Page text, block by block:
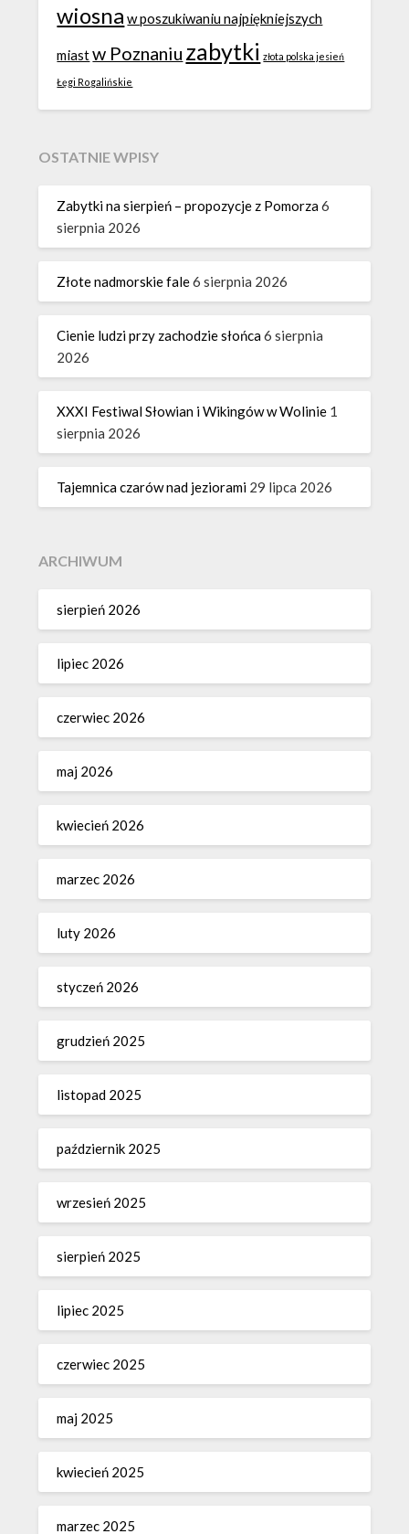
wiosna w poszukiwaniu najpiękniejszych
miastw Poznaniu zabytki złota polska jesień
Łęgi Rogalińskie
OSTATNIE WPISY
Zabytki na sierpień – propozycje z Pomorza6
sierpnia 2026
Złote nadmorskie fale6 sierpnia 2026
Cienie ludzi przy zachodzie słońca6 sierpnia
2026
XXXI Festiwal Słowian i Wikingów w Wolinie 1
sierpnia 2026
Tajemnica czarów nad jeziorami 29 lipca 2026
ARCHIWUM
sierpień 2026
lipiec 2026
czerwiec 2026
maj 2026
kwiecień 2026
marzec 2026
luty 2026
styczeń 2026
grudzień 2025
listopad 2025
październik 2025
wrzesień 2025
sierpień 2025
lipiec 2025
czerwiec 2025
maj 2025
kwiecień 2025
marzec 2025